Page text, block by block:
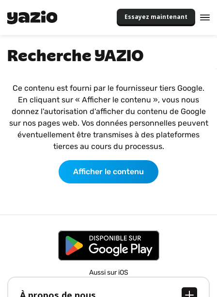
Essayez maintenant
Recherche YAZIO
Ce contenu est fourni par le fournisseur tiers Google.
En cliquant sur « Afficher le contenu », vous nous
donnez l'autorisation d'afficher du contenu de Google
sur nos pages web. Vos données personnelles peuvent
éventuellement être transmises à des plateformes
tierces au cours du processus.
Afficher le contenu
Aussi sur iOS